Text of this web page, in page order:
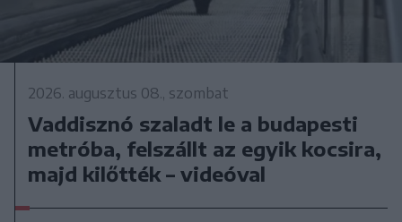
2026. augusztus 08., szombat
Vaddisznó szaladt le a budapesti
metróba, felszállt az egyik kocsira,
majd kilőtték – videóval